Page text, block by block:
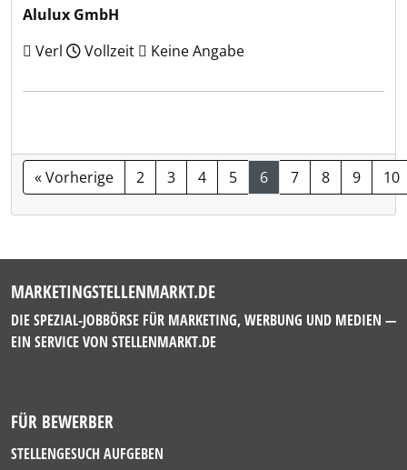
Alulux GmbH
Verl
Vollzeit Keine Angabe
« Vorherige 2 3 4 5 6 7 8 9 10
MARKETINGSTELLENMARKT.DE
DIE SPEZIAL-JOBBÖRSE FÜR MARKETING, WERBUNG UND MEDIEN —
EIN SERVICE VON STELLENMARKT.DE
FÜR BEWERBER
STELLENGESUCH AUFGEBEN